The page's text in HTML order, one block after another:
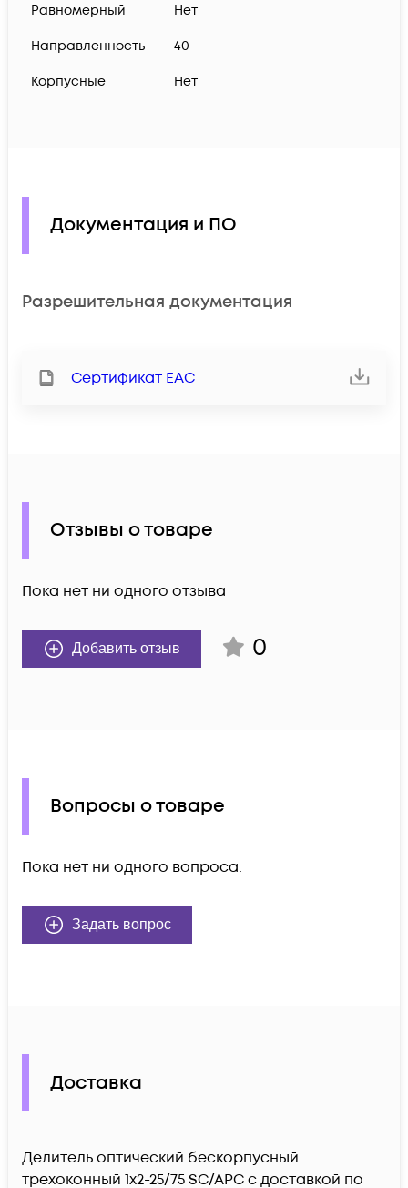
Равномерный Нет
Направленность 40
Корпусные Нет
Документация и ПО
Разрешительная документация
Сертификат ЕАС
Отзывы о товаре
Пока нет ни одного отзыва
Добавить отзыв 0
Вопросы о товаре
Пока нет ни одного вопроса.
Задать вопрос
Доставка
Делитель оптический бескорпусный
трехоконный 1х2-25/75 SC/APC c доставкой по